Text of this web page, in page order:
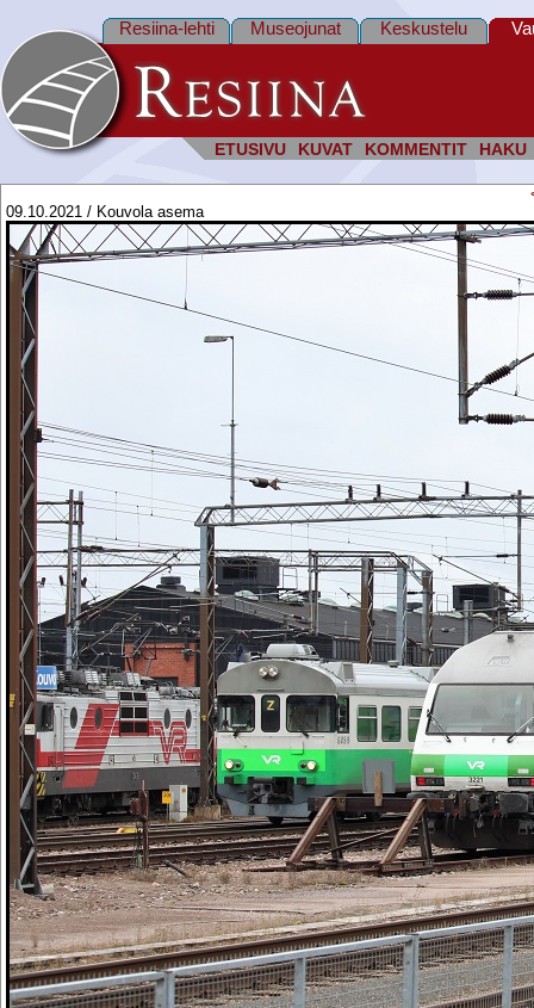
ETUSIVU KUVAT KOMMENTIT HAKU
Resiina-lehti Museojunat Keskustelu
09.10.2021 / Kouvola asema